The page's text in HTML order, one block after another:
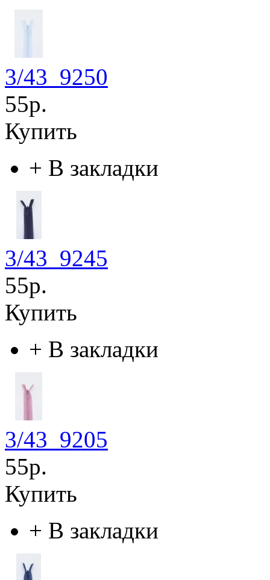
3/43_9250
55р.
Купить
+ В закладки
3/43_9245
55р.
Купить
+ В закладки
3/43_9205
55р.
Купить
+ В закладки